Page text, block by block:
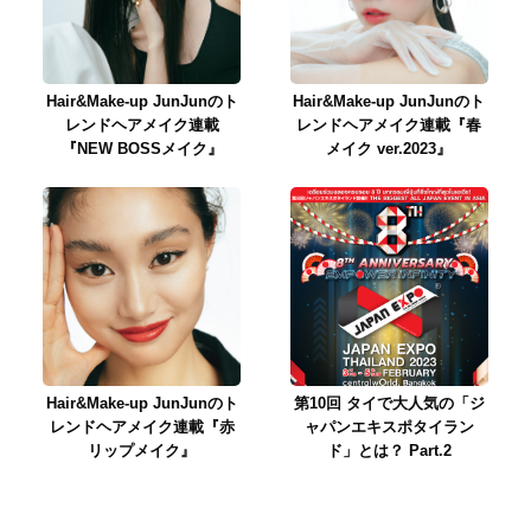
Hair&Make-up JunJunのト
レンドヘアメイク連載
『NEW BOSSメイク』
Hair&Make-up JunJunのト
レンドヘアメイク連載『春
メイク ver.2023』
Hair&Make-up JunJunのト
レンドヘアメイク連載『赤
リップメイク』
第10回 タイで大人気の「ジ
ャパンエキスポタイラン
ド」とは？ Part.2